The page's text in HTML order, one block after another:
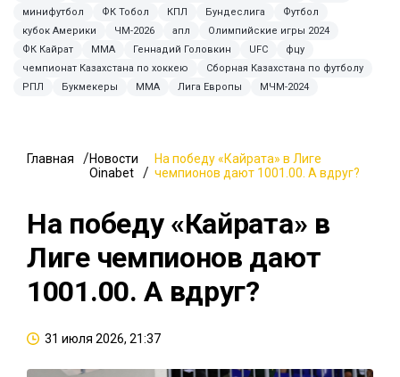
минифутбол
ФК Тобол КПЛ Бундеслига
Футбол
кубок Америки
ЧМ-2026 апл
Олимпийские игры 2024
ФК Кайрат
ММА Геннадий Головкин UFC
фцу
чемпионат Казахстана по хоккею
Сборная Казахстана по футболу
РПЛ
Букмекеры MMA Лига Европы МЧМ-2024
Главная
Новости
Oinabet
На победу «Кайрата» в Лиге
чемпионов дают 1001.00. А вдруг?
На победу «Кайрата» в
Лиге чемпионов дают
1001.00. А вдруг?
31 июля 2026, 21:37